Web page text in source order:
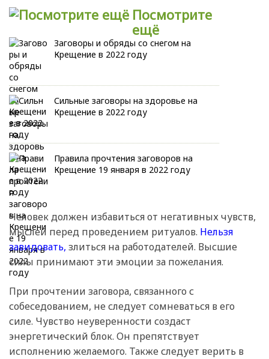
Посмотрите
ещё
Заговоры и обряды со снегом на
Крещение в 2022 году
Сильные заговоры на здоровье на
Крещение в 2022 году
Правила прочтения заговоров на
Крещение 19 января в 2022 году
Человек должен избавиться от негативных чувств,
мыслей перед проведением ритуалов. Нельзя
завидовать, злиться на работодателей. Высшие
силы принимают эти эмоции за пожелания.
При прочтении заговора, связанного с
собеседованием, не следует сомневаться в его
силе. Чувство неуверенности создаст
энергетический блок. Он препятствует
исполнению желаемого. Также следует верить в